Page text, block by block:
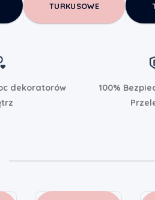
TURKUSOWE
dekoratorów
100%